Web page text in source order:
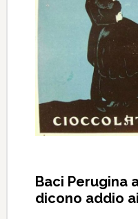
Baci Perugina
dicono addio